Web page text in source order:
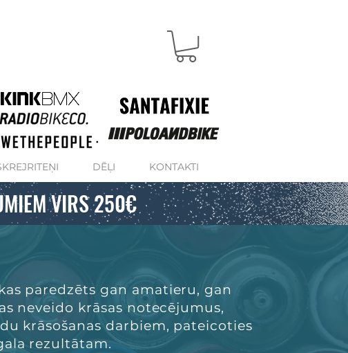
DĒĻI KONTAKTI
VIRS 250€
paredzēts gan amatieru, gan
neveido krāsas notecējumus,
krāsošanas darbiem, pateicoties
rezultātam.